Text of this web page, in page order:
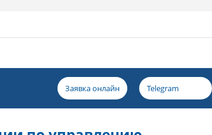
Заявка онлайн Telegram